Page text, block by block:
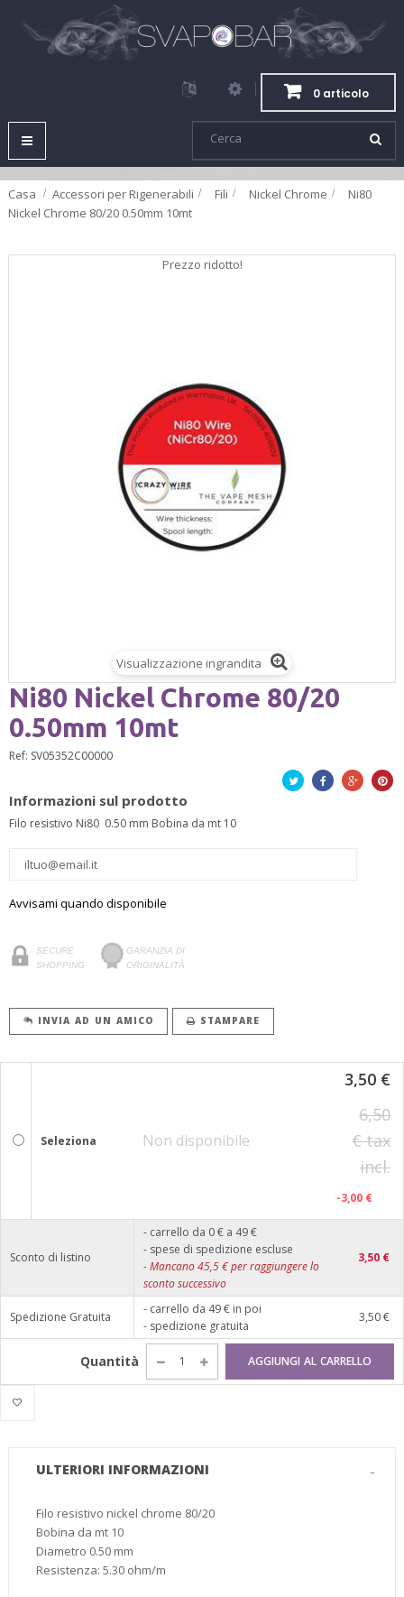
0 articolo
Navigazione
Toggle
Casa Accessori per Rigenerabili > Fili > Nickel Chrome >
Ni80
Nickel Chrome 80/20 0.50mm 10mt
Prezzo ridotto!
Visualizzazione ingrandita
Ni80 Nickel Chrome 80/20
0.50mm 10mt
Ref: SV05352C00000
Twitta FacebookGoogle+
Informazioni sul prodotto
Filo resistivo Ni80 0.50 mm Bobina da mt 10
Avvisami quando disponibile
SECURE
SHOPPING
GARANZIA DI
ORIGINALITÀ
INVIA AD UN AMICO STAMPARE
Seleziona Non disponibile
3,50 €
6,50
€tax
incl.
-3,00 €
Sconto di listino
- carrello da 0 € a 49 €
- spese di spedizione escluse
-Mancano45,5€ per raggiungere lo
sconto successivo
3,50 €
Spedizione Gratuita
- carrello da 49 € in poi
- spedizione gratuita
3,50 €
Quantità AGGIUNGI AL CARRELLO
ULTERIORI INFORMAZIONI
Filo resistivo nickel chrome 80/20
Bobina da mt 10
Diametro 0.50 mm
Resistenza: 5.30 ohm/m